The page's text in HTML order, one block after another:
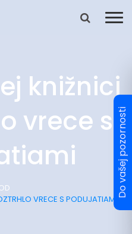
knižnici
vrece s
VRECE S PODUJATIAMI